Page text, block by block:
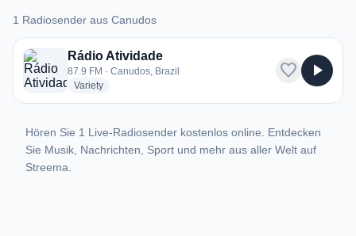
1 Radiosender aus Canudos
1 Radiosender aus Canudos
Rádio Atividade
87.9 FM · Canudos, Brazil
Varietyradio stations
favorite play_arrow
Hören Sie 1 Live-Radiosender kostenlos online. Entdecken
Sie Musik, Nachrichten, Sport und mehr aus aller Welt auf
Streema.